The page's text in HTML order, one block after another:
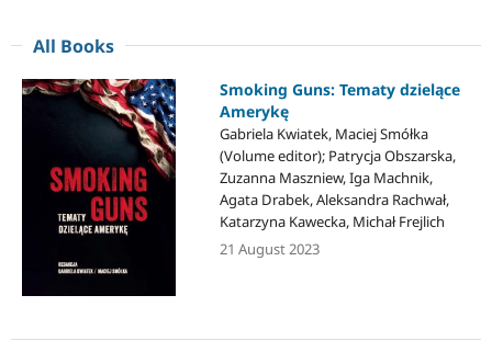
All Books
Smoking Guns: Tematy dzielące
Amerykę
Gabriela Kwiatek, Maciej Smółka
(Volume editor); Patrycja Obszarska,
Zuzanna Maszniew, Iga Machnik,
Agata Drabek, Aleksandra Rachwał,
Katarzyna Kawecka, Michał Frejlich
21 August 2023